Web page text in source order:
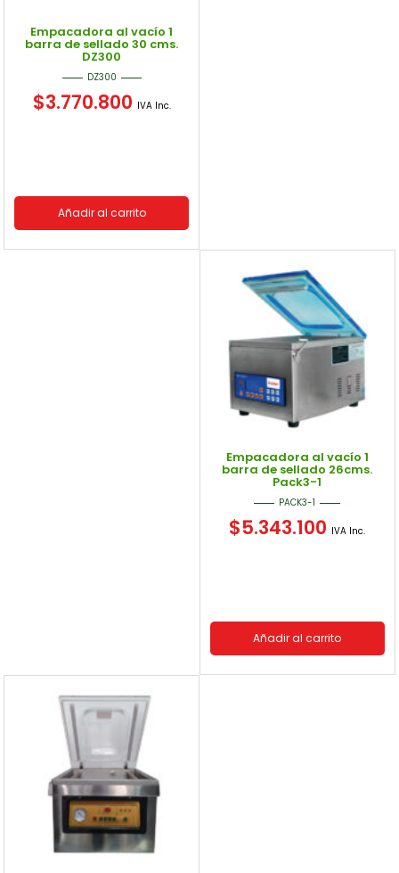
Empacadora al vacío 1
barra de sellado 30 cms.
DZ300
DZ300
$3.770.800 IVA Inc.
Añadir al carrito
Empacadora al vacío 1
barra de sellado 26cms.
Pack3-1
PACK3-1
$5.343.100 IVA Inc.
Añadir al carrito